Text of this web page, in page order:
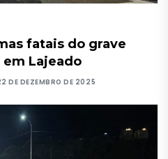
fatais do grave
em Lajeado
DE DEZEMBRO DE 2025